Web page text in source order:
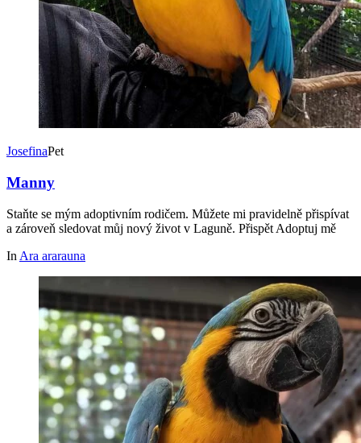
JosefinaPet
Manny
Staňte se mým adoptivním rodičem. Můžete mi pravidelně přispívat
a zároveň sledovat můj nový život v Laguně. Přispět Adoptuj mě
In Ara ararauna